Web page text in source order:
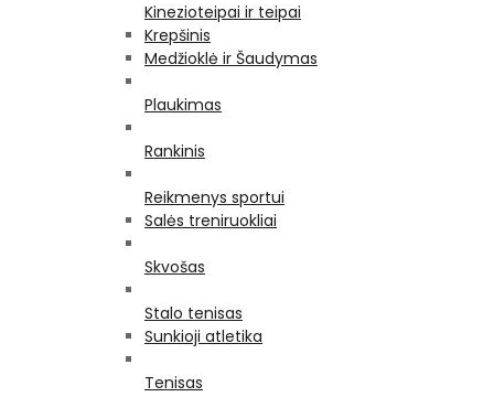
Kinezioteipai ir teipai
Krepšinis
Medžioklė ir Šaudymas
Plaukimas
Rankinis
Reikmenys sportui
Salės treniruokliai
Skvošas
Stalo tenisas
Sunkioji atletika
Tenisas